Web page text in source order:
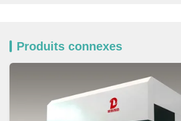
Produits connexes